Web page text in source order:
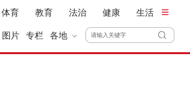
体育 教育 法治 健康 生活
图片 专栏 各地